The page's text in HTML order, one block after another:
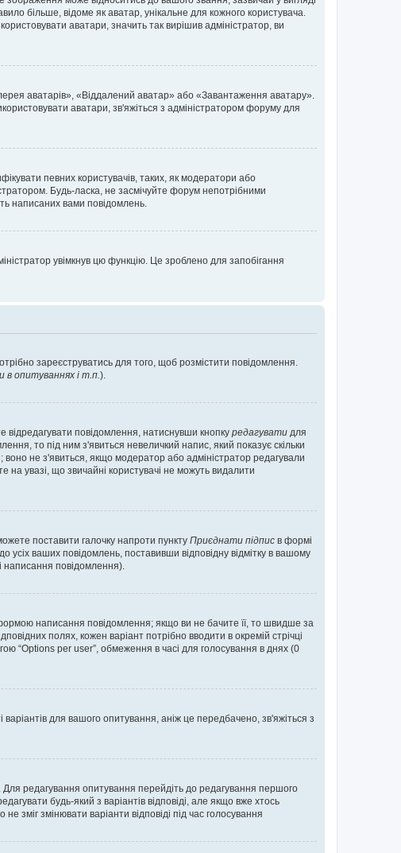
більше, відоме як аватар, унікальне для кожного користувача.
аватари, значить так вирішив адміністратор, ви
аватарів», «Віддалений аватар» або «Завантаження аватару».
аватари, зв'яжіться з адміністратором форуму для
певних користувачів, таких, як модератори або
Будь-ласка, не засмічуйте форум непотрібними
написаних вами повідомлень.
увімкнув цю функцію. Це зроблено для запобігання
зареєструватись для того, щоб розмістити повідомлення.
опитуваннях і т.п. ).
повідомлення, натиснувши кнопку редагувати для
то під ним з'явиться невеличкий напис, який показує скільки
воно не з'явиться, якщо модератор або адміністратор редагували
увазі, що звичайні користувачі не можуть видалити
поставити галочку напроти пункту Приєднати підпис в формі
ваших повідомлень, поставивши відповідну відмітку в вашому
написання повідомлення).
написання повідомлення; якщо ви не бачите її, то швидше за
полях, кожен варіант потрібно вводити в окремій стрічці
“Options per user”, обмеження в часі для голосування в днях (0
для вашого опитування, аніж це передбачено, зв'яжіться з
редагування опитування перейдіть до редагування першого
будь-який з варіантів відповіді, але якщо вже хтось
змінювати варіанти відповіді під час голосування